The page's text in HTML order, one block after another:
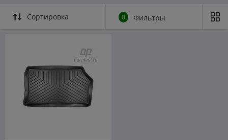
Сортировка 0 Фильтры